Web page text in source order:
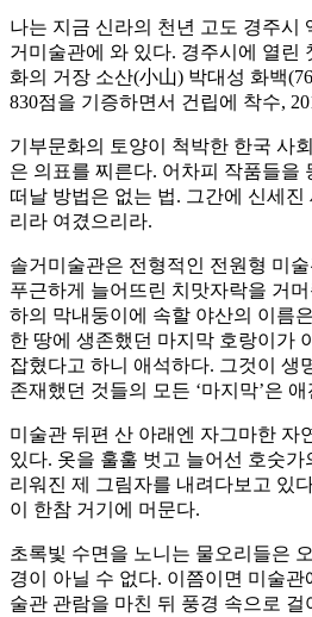
나는 지금 신라의 천년 고도 경주시
거미술관에 와 있다. 경주시에 열린
화의 거장 소산(小山) 박대성 화백
830점을 기증하면서 건립에 착수,
기부문화의 토양이 척박한 한국 사
은 의표를 찌른다. 어차피 작품들을
떠날 방법은 없는 법. 그간에 신세
리라 여겼으리라.
솔거미술관은 전형적인 전원형 미
푸근하게 늘어뜨린 치맛자락을 거
하의 막내둥이에 속할 야산의 이름
한 땅에 생존했던 마지막 호랑이가
잡혔다고 하니 애석하다. 그것이 생
존재했던 것들의 모든 ‘마지막’은
미술관 뒤편 산 아래엔 자그마한 자
있다. 옷을 훌훌 벗고 늘어선 호숫
리워진 제 그림자를 내려다보고 있
이 한참 거기에 머문다.
초록빛 수면을 노니는 물오리들은
경이 아닐 수 없다. 이쯤이면 미술관
술관 관람을 마친 뒤 풍경 속으로 걸